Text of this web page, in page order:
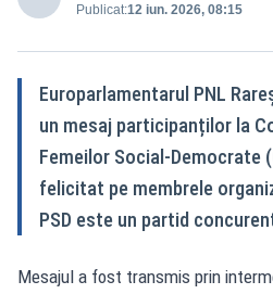
Publicat:12 iun. 2026, 08:15
Europarlamentarul PNL
un mesaj participanților la
Femeilor Social-Democrate
felicitat pe membrele
PSD este un partid
Mesajul a fost transmis prin